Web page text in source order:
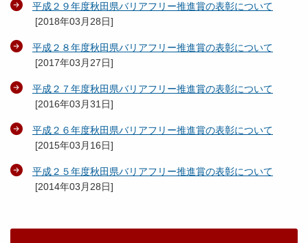
平成２９年度秋田県バリアフリー推進賞の表彰について
[2018年03月28日]
平成２８年度秋田県バリアフリー推進賞の表彰について
[2017年03月27日]
平成２７年度秋田県バリアフリー推進賞の表彰について
[2016年03月31日]
平成２６年度秋田県バリアフリー推進賞の表彰について
[2015年03月16日]
平成２５年度秋田県バリアフリー推進賞の表彰について
[2014年03月28日]